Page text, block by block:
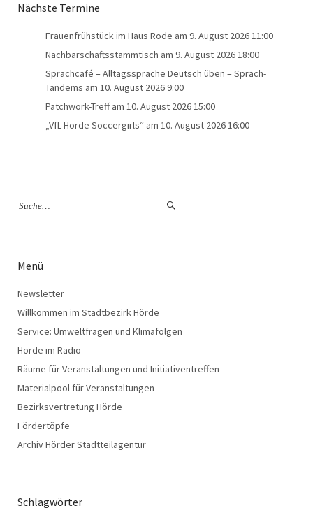
Nächste Termine
Frauenfrühstück im Haus Rode am 9. August 2026 11:00
Nachbarschaftsstammtisch am 9. August 2026 18:00
Sprachcafé – Alltagssprache Deutsch üben – Sprach-
Tandems am 10. August 2026 9:00
Patchwork-Treffam 10. August 2026 15:00
„VfL Hörde Soccergirls“ am 10. August 2026 16:00
Menü
Newsletter
Willkommen im Stadtbezirk Hörde
Service: Umweltfragen und Klimafolgen
Hörde im Radio
Räume für Veranstaltungen und Initiativentreffen
Materialpool für Veranstaltungen
Bezirksvertretung Hörde
Fördertöpfe
Archiv Hörder Stadtteilagentur
Schlagwörter